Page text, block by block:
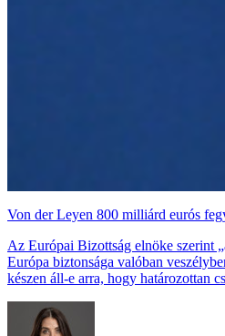
Von der Leyen 800 milliárd eurós
Az Európai Bizottság elnöke szerint
Európa biztonsága valóban
készen áll-e arra, hogy határozottan